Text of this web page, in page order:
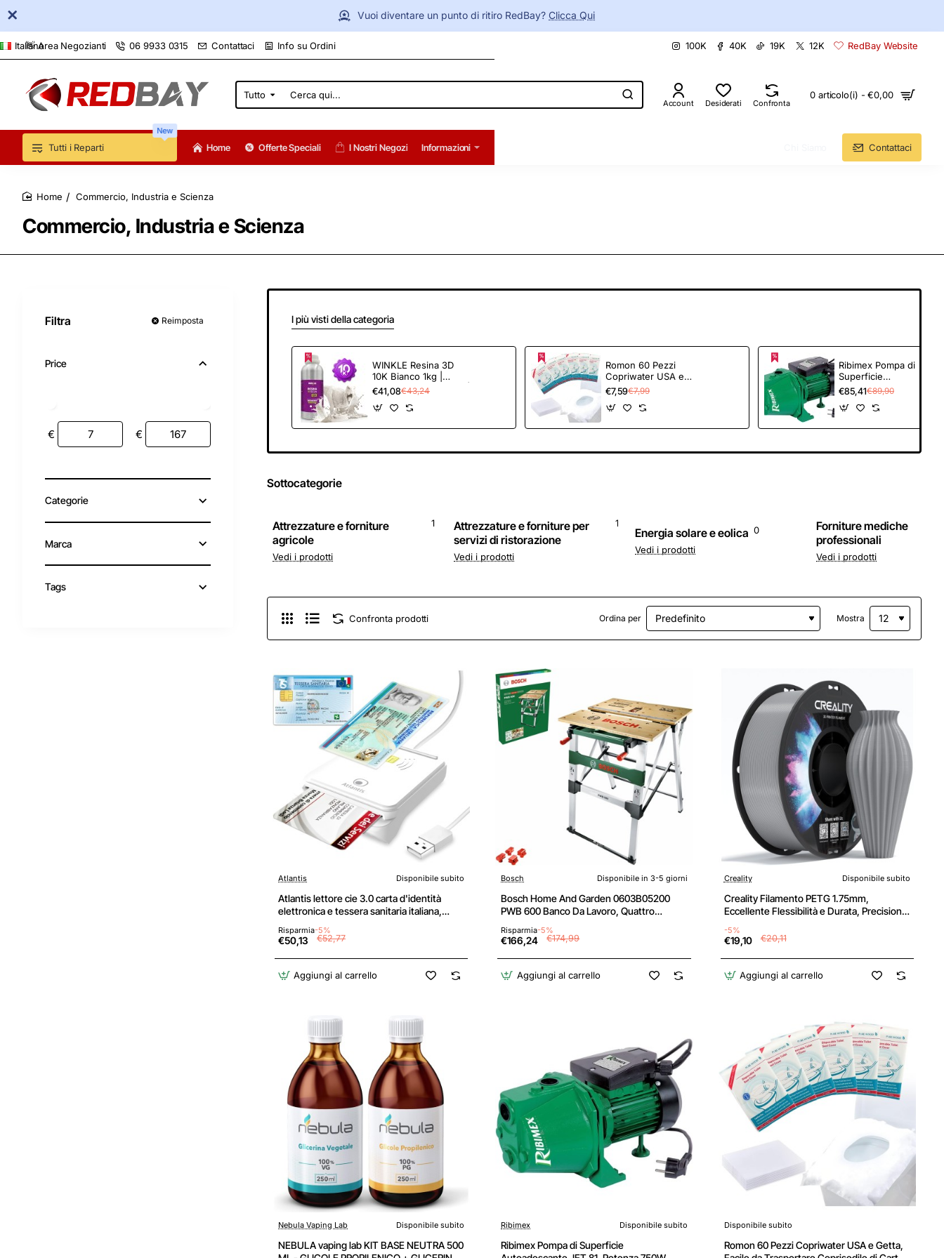
Vuoi diventare un punto di ritiro RedBay? Clicca Qui
👋 Area Negozianti 06 9933 0315 Contattaci Info su Ordini
Italiano 100K 40K 19K 12K RedBay Website
Tutto
Cerca
qui...
Account Desiderati Confronta
0 articolo(i) - €0,00
Tutti i Reparti
New
Home Offerte Speciali I Nostri Negozi Informazioni Contattaci
Commercio, Industria e Scienza
Commercio, Industria e Scienza
Filtra Reimposta
Price
€ €
Categorie
Marca
Tags
I più visti della categoria
WINKLE Resina 3D
10K Bianco 1kg |
Stampante 3D Resina |
Resina lavabile in
acqua | Stampanti DLP
urti | Alta precisione e
dettagliata - cristal
€41,08€43,24
Romon 60 Pezzi
Copriwater USA e
Getta, Facile da
Trasportare
Coprisedile di Carta
Viaggi all'aperto in
36cm
€7,59€7,99
Ribimex Pompa di
Superficie
Autoadescante JET
81, Potenza 750W,
Portata 2400 L/h, 3,5
Aspirazione Fino a 7
Ideale per Irrigazione
€85,41€89,90
Sottocategorie
Attrezzature e forniture
agricole
1
Vedi i prodotti
Attrezzature e forniture per
servizi di ristorazione
1
Vedi i prodotti
Energia solare e eolica 0
Vedi i prodotti
Forniture mediche
professionali
Vedi i prodotti
Confronta prodotti Ordina per Mostra
Nuovo
Atlantis Disponibile subito
Atlantis lettore cie 3.0 carta d'identità
elettronica e tessera sanitaria italiana,
servizi, adatto per INPS, Ag. delle entrate,
INAIL, Fascicolo sanitario
Risparmia-5%
€50,13 €52,77
Aggiungi al carrello
Bosch Disponibile in 3-5 giorni
Bosch Home And Garden 0603B05200
PWB 600 Banco Da Lavoro, Quattro
Risparmia-5%
€166,24 €174,99
Aggiungi al carrello
Creality Disponibile subito
Creality Filamento PETG 1.75mm,
Eccellente Flessibilità e Durata, Precisione
per Stampanti 3D, PETG Grigio - 1KG Grigio
-5%
€19,10 €20,11
Aggiungi al carrello
Nebula Vaping Lab Disponibile subito
NEBULA vaping lab KIT BASE NEUTRA 500
Ribimex Disponibile subito
Ribimex Pompa di Superficie
Disponibile subito
Romon 60 Pezzi Copriwater USA e Getta,